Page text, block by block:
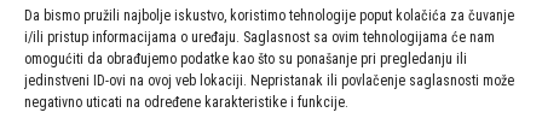
Da bismo pružili najbolje iskustvo, koristimo tehnologije poput kolačića za čuvanje
i/ili pristup informacijama o uređaju. Saglasnost sa ovim tehnologijama će nam
omogućiti da obrađujemo podatke kao što su ponašanje pri pregledanju ili
jedinstveni ID-ovi na ovoj veb lokaciji. Nepristanak ili povlačenje saglasnosti može
negativno uticati na određene karakteristike i funkcije.